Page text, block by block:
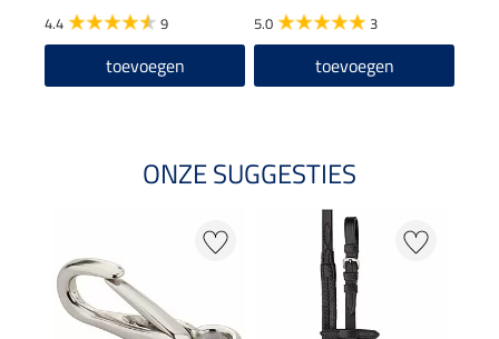
4.4 9
toevoegen
5.0 3
toevoegen
ONZE SUGGESTIES